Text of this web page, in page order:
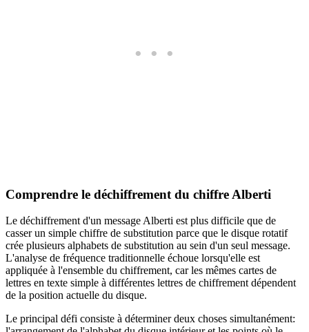
Comprendre le déchiffrement du chiffre Alberti
Le déchiffrement d'un message Alberti est plus difficile que de
casser un simple chiffre de substitution parce que le disque rotatif
crée plusieurs alphabets de substitution au sein d'un seul message.
L'analyse de fréquence traditionnelle échoue lorsqu'elle est
appliquée à l'ensemble du chiffrement, car les mêmes cartes de
lettres en texte simple à différentes lettres de chiffrement dépendent
de la position actuelle du disque.
Le principal défi consiste à déterminer deux choses simultanément: